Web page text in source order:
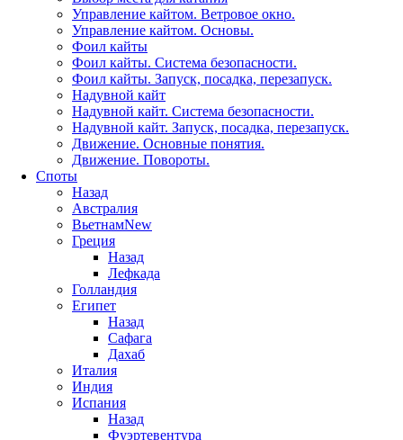
Управление кайтом. Ветровое окно.
Управление кайтом. Основы.
Фоил кайты
Фоил кайты. Система безопасности.
Фоил кайты. Запуск, посадка, перезапуск.
Надувной кайт
Надувной кайт. Система безопасности.
Надувной кайт. Запуск, посадка, перезапуск.
Движение. Основные понятия.
Движение. Повороты.
Споты
Назад
Австралия
ВьетнамNew
Греция
Назад
Лефкада
Голландия
Египет
Назад
Сафага
Дахаб
Италия
Индия
Испания
Назад
Фуэртевентура